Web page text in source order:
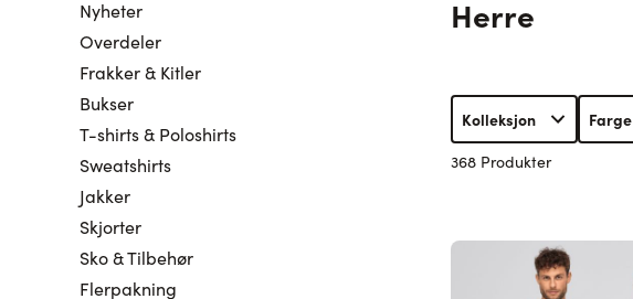
Herre
Nyheter
Overdeler
Frakker & Kitler
Bukser
T-shirts & Poloshirts
Sweatshirts
Jakker
Skjorter
Sko & Tilbehør
Flerpakning
Kolleksjon Farge
368 Produkter